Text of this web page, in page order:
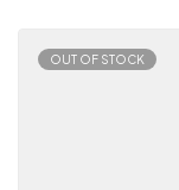
OUT OF STOCK